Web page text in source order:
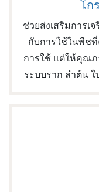
โ
ช่วยส่งเสริมการเ
กับการใช้ในพืช
การใช้ แต่ให้คุณภ
ระบบราก ลำต้น